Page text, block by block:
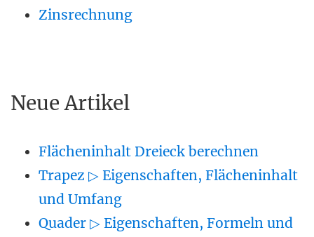
Zinsrechnung
Neue Artikel
Flächeninhalt Dreieck berechnen
Trapez ▷ Eigenschaften, Flächeninhalt
und Umfang
Quader ▷ Eigenschaften, Formeln und